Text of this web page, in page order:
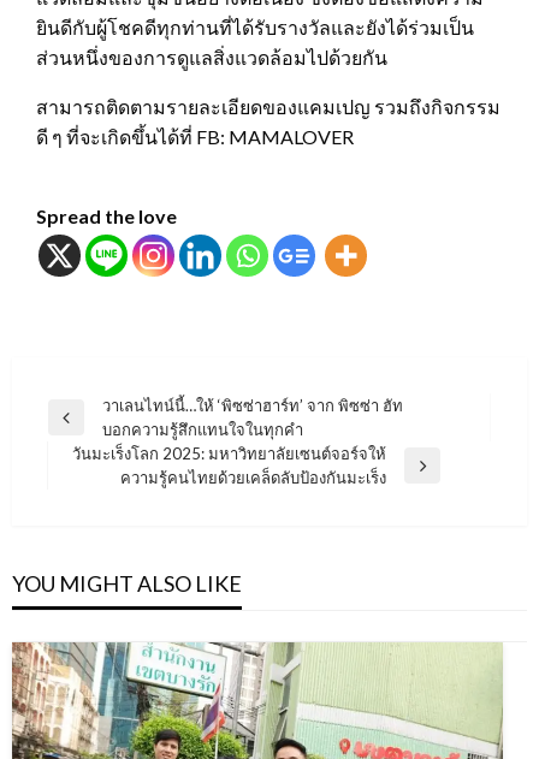
ยินดีกับผู้โชคดีทุกท่านที่ได้รับรางวัลและยังได้ร่วมเป็น
ส่วนหนึ่งของการดูแลสิ่งแวดล้อมไปด้วยกัน
สามารถติดตามรายละเอียดของแคมเปญ รวมถึงกิจกรรม
ดี ๆ ที่จะเกิดขึ้นได้ที่ FB: MAMALOVER
Spread the love
แนะแนว
เรื่อง
Previous
Post
วาเลนไทน์นี้…ให้ ‘พิซซ่าฮาร์ท’ จาก พิซซ่า ฮัท
บอกความรู้สึกแทนใจในทุกคำ
วันมะเร็งโลก 2025: มหาวิทยาลัยเซนต์จอร์จให้
ความรู้คนไทยด้วยเคล็ดลับป้องกันมะเร็ง
YOU MIGHT ALSO LIKE